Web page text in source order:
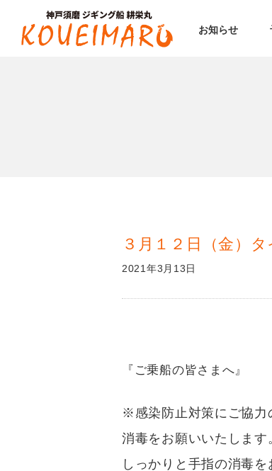
お知らせ
３月１２日（金）
2021年3月13日
『ご乗船の皆さまへ』
※感染防止対策にご協力
消毒をお願いいたしま
しっかりと手指の消毒